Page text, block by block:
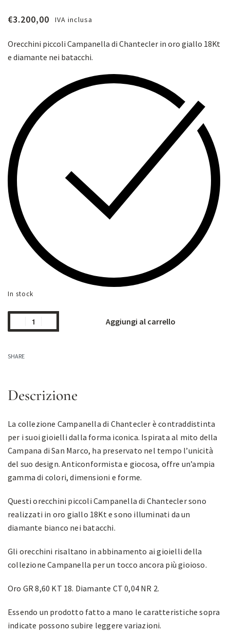
€3.200,00 IVA inclusa
Orecchini piccoli Campanella di Chantecler in oro giallo 18Kt
e diamante nei batacchi.
In stock
Aggiungi al carrello
SHARE
Descrizione
La collezione Campanella di Chantecler è contraddistinta
per i suoi gioielli dalla forma iconica. Ispirata al mito della
Campana di San Marco, ha preservato nel tempo l’unicità
del suo design. Anticonformista e giocosa, offre un’ampia
gamma di colori, dimensioni e forme.
Questi orecchini piccoli Campanella di Chantecler sono
realizzati in oro giallo 18Kt e sono illuminati da un
diamante bianco nei batacchi.
Gli orecchini risaltano in abbinamento ai gioielli della
collezione Campanella per un tocco ancora più gioioso.
Oro GR 8,60 KT 18. Diamante CT 0,04 NR 2.
Essendo un prodotto fatto a mano le caratteristiche sopra
indicate possono subire leggere variazioni.